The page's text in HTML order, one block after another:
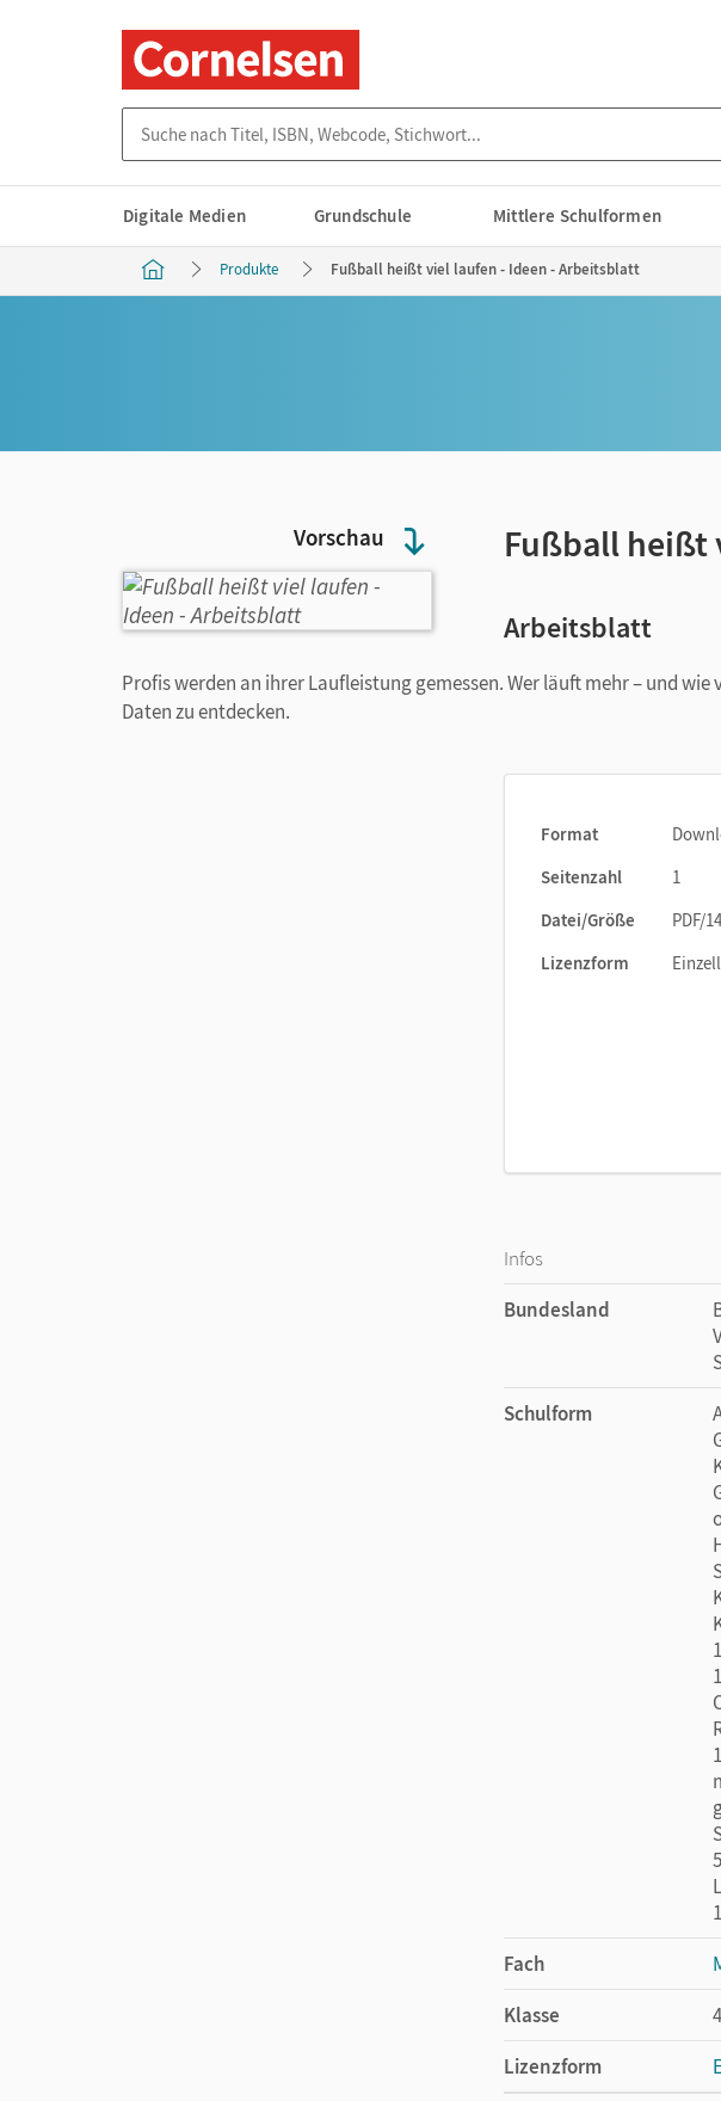
Digitale Medien Grundschule Mittlere Schulformen
Produkte Fußball heißt viel laufen - Ideen - Arbeitsblatt
Vorschau Fußball heißt
Arbeitsblatt
Profis werden an ihrer Laufleistung gemessen. Wer läuft mehr – und
Daten zu entdecken.
Format
Seitenzahl
1
Datei/Größe
PDF/
Lizenzform
Infos
Bundesland
Schulform
Fach
Klasse
Lizenzform